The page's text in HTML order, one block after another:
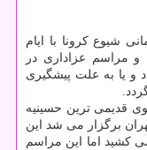
شیوع کرونا با ایام
مراسم عزاداری در
و یا به علت پیشگیری
قدیمی ترین حسینیه
برگزار می شد این
تا ۱۲ ظهر طول می کشید اما این مراسم